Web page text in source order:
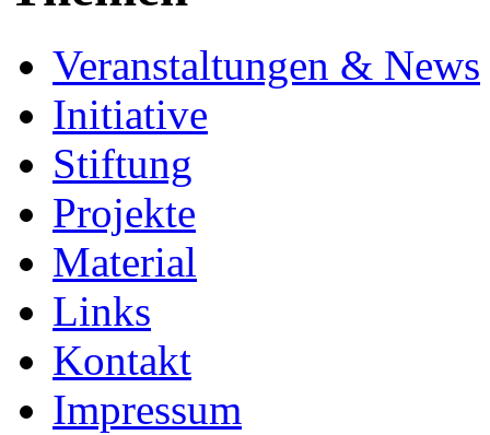
Veranstaltungen & News
Initiative
Stiftung
Projekte
Material
Links
Kontakt
Impressum